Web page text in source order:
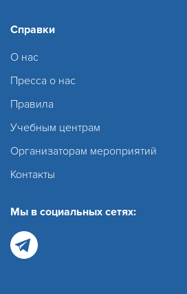
Справки
О нас
Пресса о нас
Правила
Учебным центрам
Организаторам мероприятий
Контакты
Мы в социальных сетях: